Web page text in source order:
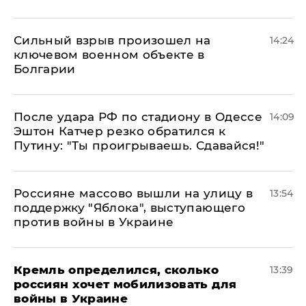
Сильный взрыв произошел на
ключевом военном объекте в
Болгарии
14:24
После удара РФ по стадиону в Одессе
Эштон Катчер резко обратился к
Путину: "Ты проигрываешь. Сдавайся!"
14:09
Россияне массово вышли на улицу в
поддержку "Яблока", выступающего
против войны в Украине
13:54
Кремль определился, сколько
россиян хочет мобилизовать для
войны в Украине
13:39